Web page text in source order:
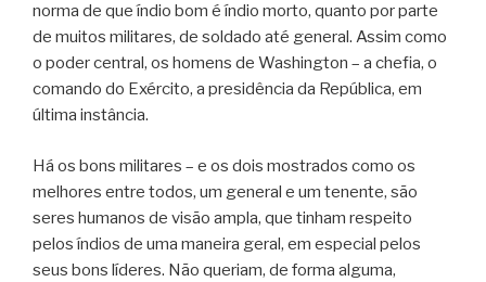
norma de que índio bom é índio morto, quanto por parte
de muitos militares, de soldado até general. Assim como
o poder central, os homens de Washington – a chefia, o
comando do Exército, a presidência da República, em
última instância.
Há os bons militares – e os dois mostrados como os
melhores entre todos, um general e um tenente, são
seres humanos de visão ampla, que tinham respeito
pelos índios de uma maneira geral, em especial pelos
seus bons líderes. Não queriam, de forma alguma,